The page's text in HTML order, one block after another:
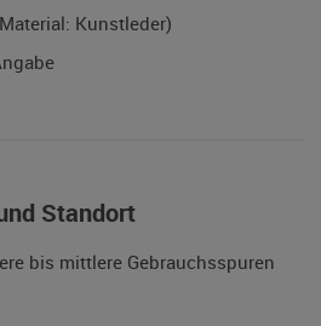
Kunstleder)
Standort
bis mittlere Gebrauchsspuren